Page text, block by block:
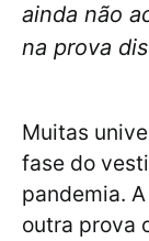
ainda não
na prova
Muitas
fase do
pandemia. A
outra prova